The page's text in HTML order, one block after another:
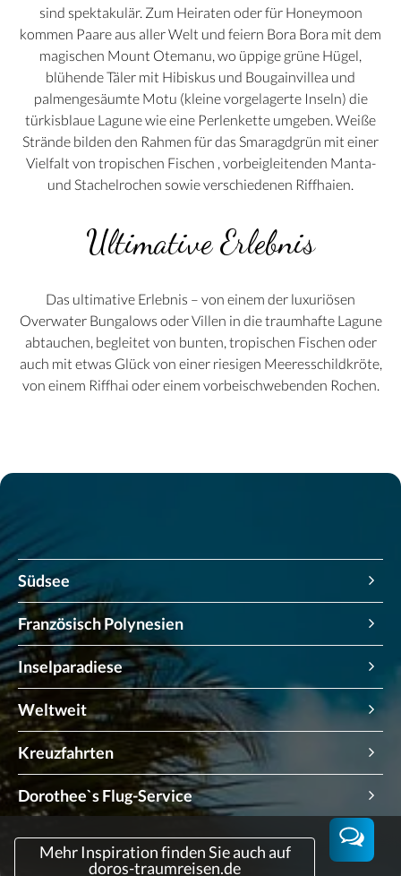
sind spektakulär. Zum Heiraten oder für Honeymoon
kommen Paare aus aller Welt und feiern Bora Bora mit dem
magischen Mount Otemanu, wo üppige grüne Hügel,
blühende Täler mit Hibiskus und Bougainvillea und
palmengesäumte Motu (kleine vorgelagerte Inseln) die
türkisblaue Lagune wie eine Perlenkette umgeben. Weiße
Strände bilden den Rahmen für das Smaragdgrün mit einer
Vielfalt von tropischen Fischen , vorbeigleitenden Manta-
und Stachelrochen sowie verschiedenen Riffhaien.
Ultimative Erlebnis
Das ultimative Erlebnis – von einem der luxuriösen
Overwater Bungalows oder Villen in die traumhafte Lagune
abtauchen, begleitet von bunten, tropischen Fischen oder
auch mit etwas Glück von einer riesigen Meeresschildkröte,
von einem Riffhai oder einem vorbeischwebenden Rochen.
Südsee
Fiji
Neukaledonien
Samoa
Tonga
Cook Islands
Rarotonga
Aitutaki
Vanuatu
Französisch Polynesien
Tahiti
Moorea
Bora Bora
Huahine
Rangiroa
Fakarava/Tikehau
Inselparadiese
Australien
Galapagos
Malediven
Seychellen
Sansibar
Weltweit
Chile
Dubai
Ecuador
Japan
Kreuzfahrten
ARANUI 5 Frachtschiff
Explora Journeys
Le Paul Gauguin
Dorothee`s Flug-Service
Datenschutz
Mehr Inspiration finden Sie auch auf
doros-traumreisen.de